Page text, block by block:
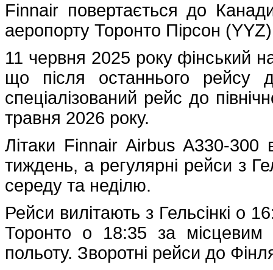
Finnair повертається до
аеропорту Торонто Пірсон
11 червня 2025 року фінський
що після останнього рейсу
спеціалізований рейс до
травня 2026 року.
Літаки Finnair Airbus A330-300
тиждень, а регулярні рейси з
середу та неділю.
Рейси вилітають з Гельсінкі о
Торонто о 18:35 за місцевим
польоту. Зворотні рейси до